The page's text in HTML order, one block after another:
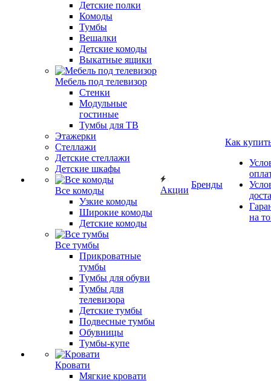
Детские полки
Комоды
Тумбы
Вешалки
Детские комоды
Выкатные ящики
Мебель под телевизор
Стенки
Модульные
гостиные
Тумбы для ТВ
Этажерки
Стеллажи
Детские стеллажи
Детские шкафы
Все комоды
Узкие комоды
Широкие комоды
Детские комоды
Все тумбы
Прикроватные
тумбы
Тумбы для обуви
Тумбы для
телевизора
Детские тумбы
Подвесные тумбы
Обувницы
Тумбы-купе
Кровати
Мягкие кровати
Акции
Бренды
Как
на